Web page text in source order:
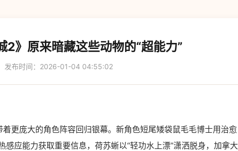
2》原来暗藏这些动物的“超能力”
发布时间：2026-01-04 04:55:02
庞大的角色阵容回归银幕。新角色短尾矮袋鼠毛毛博士用治愈
感应能力获取重要信息，荷苏蜥以“轻功水上漂”潇洒脱身，加拿大